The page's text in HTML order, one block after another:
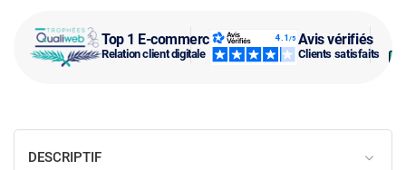
Top 1 E-commerce
Relation client digitale
Avis vérifiés
Clients satisfaits
DESCRIPTIF